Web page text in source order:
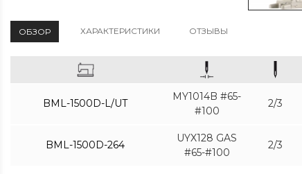
ОБЗОР ХАРАКТЕРИСТИКИ ОТЗЫВЫ
BML-1500D-L/UT
MY1014B #65-
#100
2/3
BML-1500D-264
UYX128 GAS
#65-#100
2/3